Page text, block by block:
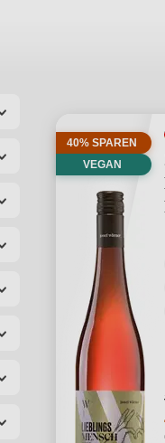
40% SPAREN
VEGAN